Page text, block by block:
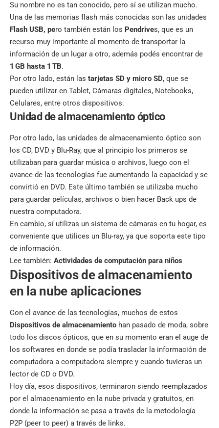
Su nombre no es tan conocido, pero sí se utilizan mucho.
Una de las memorias flash más conocidas son las unidades
Flash USB, pero también están los Pendrives, que es un
recurso muy importante al momento de transportar la
información de un lugar a otro, además podés encontrar de
1 GB hasta 1 TB.
Por otro lado, están las tarjetas SD y micro SD, que se
pueden utilizar en Tablet, Cámaras digitales, Notebooks,
Celulares, entre otros dispositivos.
Unidad de almacenamiento óptico
Por otro lado, las unidades de almacenamiento óptico son
los CD, DVD y Blu-Ray, que al principio los primeros se
utilizaban para guardar música o archivos, luego con el
avance de las tecnologías fue aumentando la capacidad y se
convirtió en DVD. Este último también se utilizaba mucho
para guardar películas, archivos o bien hacer Back ups de
nuestra computadora.
En cambio, sí utilizas un sistema de cámaras en tu hogar, es
conveniente que utilices un Blu-ray, ya que soporta este tipo
de información.
Lee también: Actividades de computación para niños
Dispositivos de almacenamiento
en la nube aplicaciones
Con el avance de las tecnologías, muchos de estos
Dispositivos de almacenamiento han pasado de moda, sobre
todo los discos ópticos, que en su momento eran el auge de
los softwares en donde se podía trasladar la información de
computadora a computadora siempre y cuando tuvieras un
lector de CD o DVD.
Hoy día, esos dispositivos, terminaron siendo reemplazados
por el almacenamiento en la nube privada y gratuitos, en
donde la información se pasa a través de la metodología
P2P (peer to peer) a través de links.